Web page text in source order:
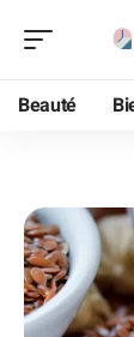
Beauté